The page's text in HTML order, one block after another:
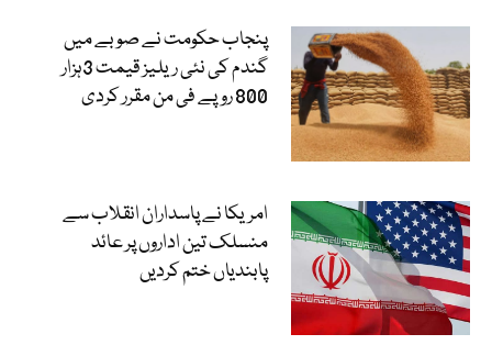
پنجاب حکومت نے صوبے میں
گندم کی نئی ریلیز قیمت 3ہزار
800 روپے فی من مقرر کردی
امریکا نے پاسداران انقلاب سے
منسلک تین اداروں پر عائد
پابندیاں ختم کردیں